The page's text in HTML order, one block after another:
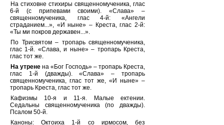
На стиховне стихиры священномученика, глас
6-й (с припевами своими). «Слава» –
священномученика, глас 4-й: «Ангели
страданием...», «И ныне» – Креста, глас 2-й:
«Ты ми покров державен...».
По Трисвятом – тропарь священномученика,
глас 1-й. «Слава, и ныне» – тропарь Креста,
глас тот же.
На утрене на «Бог Господь» – тропарь Креста,
глас 1-й (дважды). «Слава» – тропарь
священномученика, глас тот же, «И ныне» –
тропарь Креста, глас тот же.
Кафизмы 10-я и 11-я. Малые ектении.
Седальны священномученика (по дважды).
Псалом 50-й.
Каноны: Октоиха 1-й со ирмосом, без